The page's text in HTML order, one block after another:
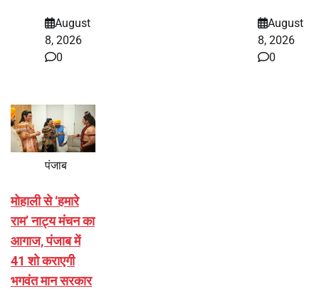
August
8, 2026
0
August
8, 2026
0
पंजाब
मोहाली से ‘हमारे
राम’ नाट्य मंचन का
आगाज, पंजाब में
41 शो कराएगी
भगवंत मान सरकार